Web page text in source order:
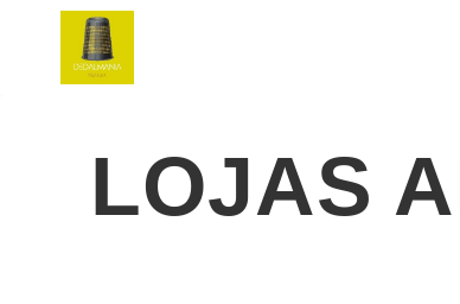
LOJAS